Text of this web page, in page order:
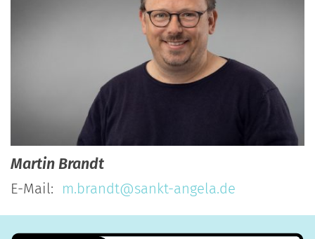
MartinBrandt
E-Mail: m.brandt@sankt-angela.de